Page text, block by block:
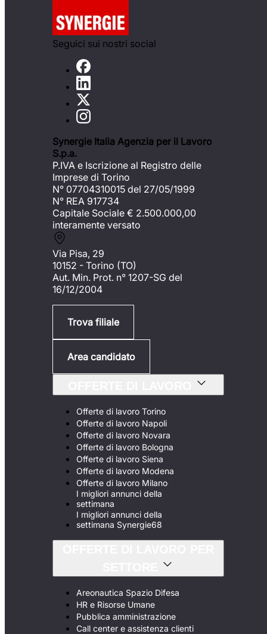
Seguici sui nostri social
Synergie Italia Agenzia per il Lavoro
S.p.a.
P.IVA e Iscrizione al Registro delle
Imprese di Torino
N° 07704310015 del 27/05/1999
N° REA 917734
Capitale Sociale € 2.500.000,00
interamente versato
Via Pisa, 29
10152 - Torino (TO)
Aut. Min. Prot. n° 1207-SG del
16/12/2004
Trova filiale
Area candidato
Offerte di lavoro Torino
Offerte di lavoro Napoli
Offerte di lavoro Novara
Offerte di lavoro Bologna
Offerte di lavoro Siena
Offerte di lavoro Modena
Offerte di lavoro Milano
I migliori annunci della
settimana
I migliori annunci della
settimana Synergie68
Areonautica Spazio Difesa
HR e Risorse Umane
Pubblica amministrazione
Call center e assistenza clienti